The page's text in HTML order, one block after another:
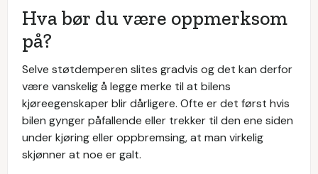
Hva bør du være oppmerksom
på?
Selve støtdemperen slites gradvis og det kan derfor
være vanskelig å legge merke til at bilens
kjøreegenskaper blir dårligere. Ofte er det først hvis
bilen gynger påfallende eller trekker til den ene siden
under kjøring eller oppbremsing, at man virkelig
skjønner at noe er galt.